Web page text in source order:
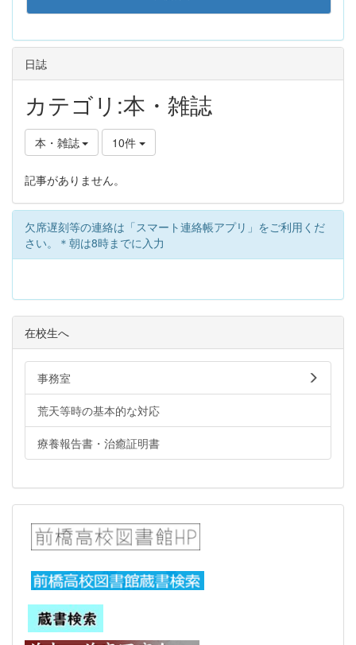
日誌
カテゴリ:本・雑誌
本・雑誌 10件
記事がありません。
欠席遅刻等の連絡は「スマート連絡帳アプリ」をご利用くだ
さい。＊朝は8時までに入力
在校生へ
事務室
荒天等時の基本的な対応
療養報告書・治癒証明書